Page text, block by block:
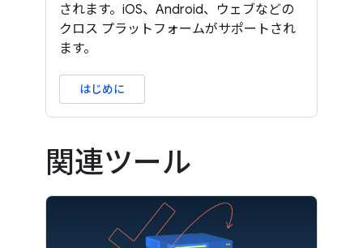
されます。iOS、Android、ウェブなどの
クロス プラットフォームがサポートされ
ます。
はじめに
関連ツール